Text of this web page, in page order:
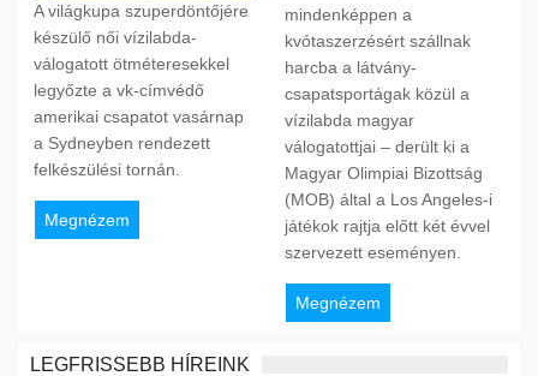
A világkupa szuperdöntőjére
készülő női vízilabda-
válogatott ötméteresekkel
legyőzte a vk-címvédő
amerikai csapatot vasárnap
a Sydneyben rendezett
felkészülési tornán.
Megnézem
mindenképpen a
kvótaszerzésért szállnak
harcba a látvány-
csapatsportágak közül a
vízilabda magyar
válogatottjai – derült ki a
Magyar Olimpiai Bizottság
(MOB) által a Los Angeles-i
játékok rajtja előtt két évvel
szervezett eseményen.
Megnézem
LEGFRISSEBB HÍREINK